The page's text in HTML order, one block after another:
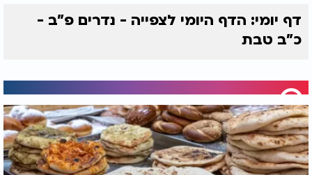
דף יומי: הדף היומי לצפייה - נדרים פ"ב -
כ"ב טבת